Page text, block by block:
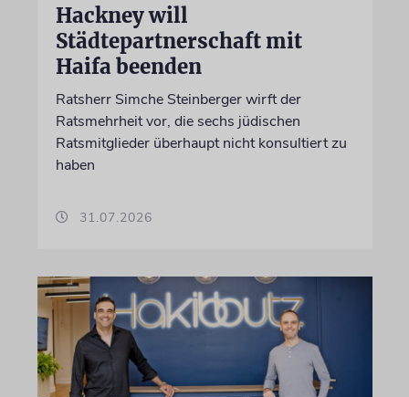
Hackney will
Städtepartnerschaft mit
Haifa beenden
Ratsherr Simche Steinberger wirft der
Ratsmehrheit vor, die sechs jüdischen
Ratsmitglieder überhaupt nicht konsultiert zu
haben
31.07.2026